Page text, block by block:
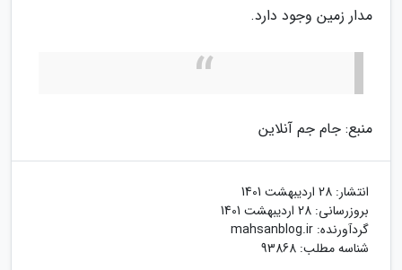
مدار زمین وجود دارد.
منبع: جام جم آنلاین
انتشار: 28 اردیبهشت 1401
بروزرسانی: 28 اردیبهشت 1401
گردآورنده: mahsanblog.ir
شناسه مطلب: 93868